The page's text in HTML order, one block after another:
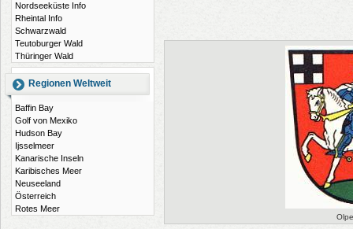
Nordseeküste Info
Rheintal Info
Schwarzwald
Teutoburger Wald
Thüringer Wald
Regionen Weltweit
Baffin Bay
Golf von Mexiko
Hudson Bay
Ijsselmeer
Kanarische Inseln
Karibisches Meer
Neuseeland
Österreich
Rotes Meer